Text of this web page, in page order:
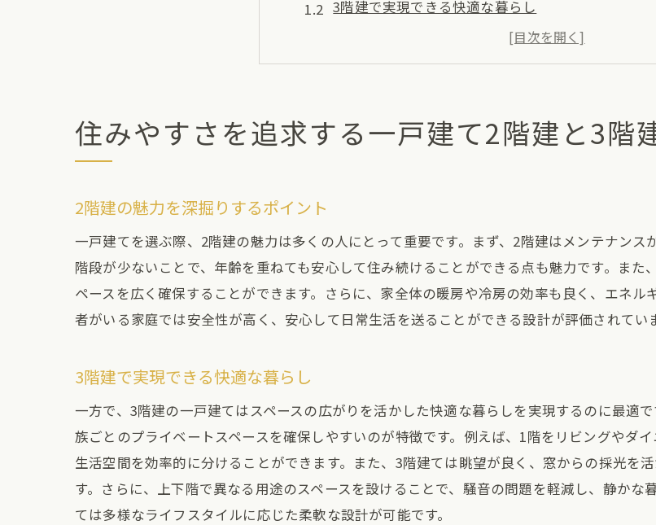
3階建で実現できる快適な暮らし
住みやすさに影響する要素とは
2階建と3階建の設計の違いを理解する
家族構成に応じた選択肢の提案
家族のライフスタイルに合う一戸建ての選び方2階建vs3
プライバシーとコミュニケーションのバランス
2階建と3階建の家事動線の違い
子供にとっての住みやすさを考える
高齢者との同居に適した住まい方
コストパフォーマンスを重視する選択
広さとプライバシーの両立
光と風通しを考慮した設計
防音性に優れた構造とは
住みやすさを追求する一戸建て2階建と3階
2階建の魅力を深掘りするポイント
一戸建てを選ぶ際、2階建の魅力は多くの人にとって重要です。まず、2階建はメンテナンス
階段が少ないことで、年齢を重ねても安心して住み続けることができる点も魅力です。ま
ペースを広く確保することができます。さらに、家全体の暖房や冷房の効率も良く、エネ
者がいる家庭では安全性が高く、安心して日常生活を送ることができる設計が評価されてい
3階建で実現できる快適な暮らし
一方で、3階建の一戸建てはスペースの広がりを活かした快適な暮らしを実現するのに最適
族ごとのプライベートスペースを確保しやすいのが特徴です。例えば、1階をリビングやダ
生活空間を効率的に分けることができます。また、3階建ては眺望が良く、窓からの採光を
す。さらに、上下階で異なる用途のスペースを設けることで、騒音の問題を軽減し、静か
ては多様なライフスタイルに応じた柔軟な設計が可能です。